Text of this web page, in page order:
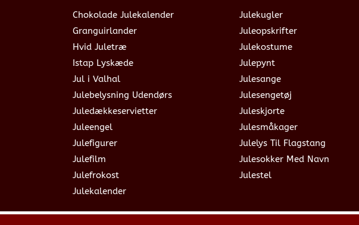
Chokolade Julekalender
Granguirlander
Hvid Juletræ
Istap Lyskæde
Jul i Valhal
Julebelysning Udendørs
Juledækkeservietter
Juleengel
Julefigurer
Julefilm
Julefrokost
Julekalender
Julekugler
Juleopskrifter
Julekostume
Julepynt
Julesange
Julesengetøj
Juleskjorte
Julesmåkager
Julelys Til Flagstang
Julesokker Med Navn
Julestel